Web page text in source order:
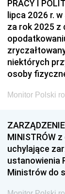
PRACY I
lipca 2026 r.
za rok 2025 z
niektórych
osoby
Monitor Polski
MINISTRÓW
uchylające
ustanowienia
Ministrów do